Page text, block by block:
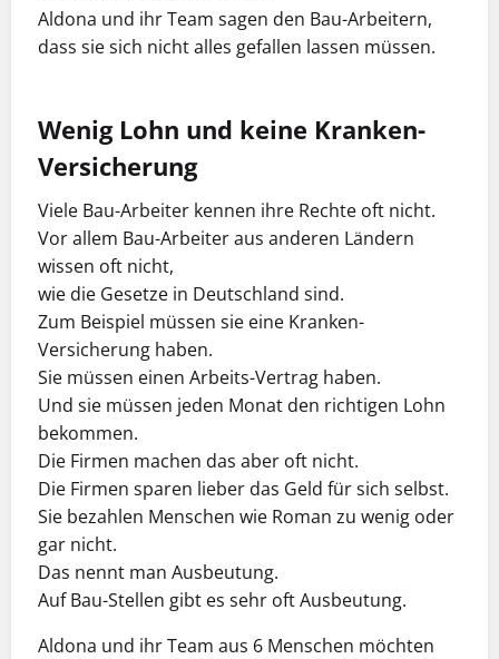
Aldona und ihr Team sagen den Bau-Arbeitern,
dass sie sich nicht alles gefallen lassen müssen.
Wenig Lohn und keine Kranken-
Versicherung
Viele Bau-Arbeiter kennen ihre Rechte oft nicht.
Vor allem Bau-Arbeiter aus anderen Ländern
wissen oft nicht,
wie die Gesetze in Deutschland sind.
Zum Beispiel müssen sie eine Kranken-
Versicherung haben.
Sie müssen einen Arbeits-Vertrag haben.
Und sie müssen jeden Monat den richtigen Lohn
bekommen.
Die Firmen machen das aber oft nicht.
Die Firmen sparen lieber das Geld für sich selbst.
Sie bezahlen Menschen wie Roman zu wenig oder
gar nicht.
Das nennt man Ausbeutung.
Auf Bau-Stellen gibt es sehr oft Ausbeutung.
Aldona und ihr Team aus 6 Menschen möchten